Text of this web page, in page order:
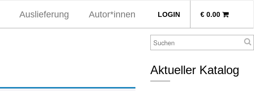
LOGIN € 0.00
Auslieferung Autor*innen
Aktueller Katalog